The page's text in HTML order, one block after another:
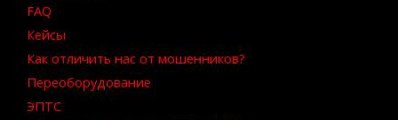
FAQ
Кейсы
Как отличить нас от мошенников?
Переоборудование
ЭПТС